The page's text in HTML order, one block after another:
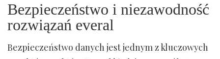
Bezpieczeństwo i niezawodność
rozwiązań everal
Bezpieczeństwo danych jest jednym z kluczowych